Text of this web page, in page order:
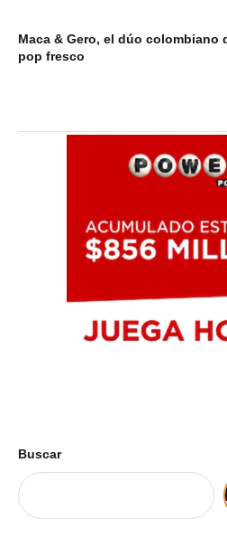
Maca & Gero, el dúo colombiano
pop fresco
Buscar